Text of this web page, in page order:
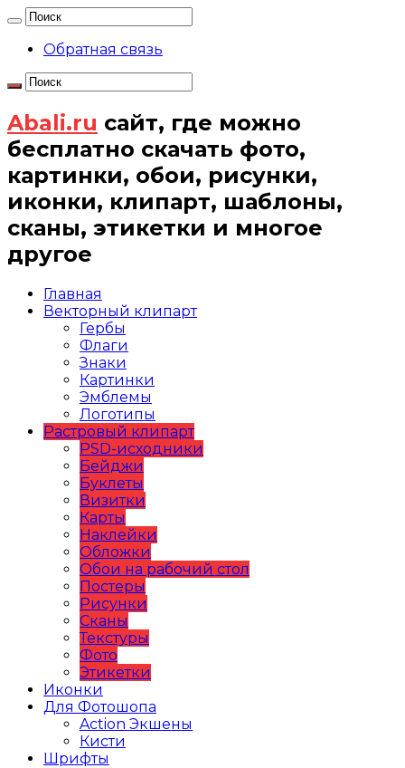
Обратная связь
Abali.ru сайт, где можно
бесплатно скачать фото,
картинки, обои, рисунки,
иконки, клипарт, шаблоны,
сканы, этикетки и многое
другое
Главная
Векторный клипарт
Гербы
Флаги
Знаки
Картинки
Эмблемы
Логотипы
Растровый клипарт
PSD-исходники
Бейджи
Буклеты
Визитки
Карты
Наклейки
Обложки
Обои на рабочий стол
Постеры
Рисунки
Сканы
Текстуры
Фото
Этикетки
Иконки
Для Фотошопа
Action Экшены
Кисти
Шрифты